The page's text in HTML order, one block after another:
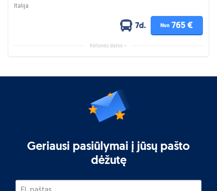
Italija
7d. Nuo 765 €
Kelionės datos
Geriausi pasiūlymai į jūsų pašto
dėžutę